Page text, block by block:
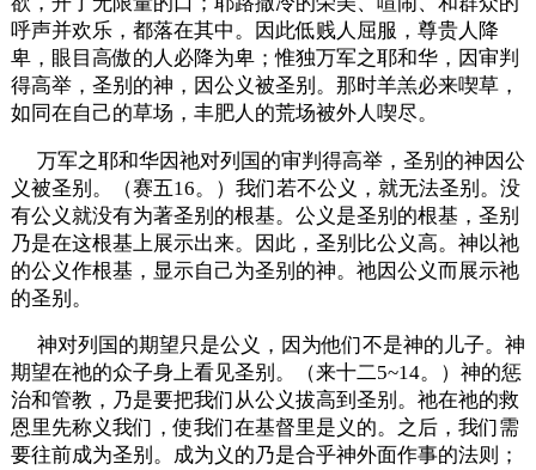
呼声并欢乐，都落在其中。因此低贱人屈服，尊贵人降
卑，眼目高傲的人必降为卑；惟独万军之耶和华，因审判
得高举，圣别的神，因公义被圣别。那时羊羔必来喫草，
如同在自己的草场，丰肥人的荒场被外人喫尽。
万军之耶和华因祂对列国的审判得高举，圣别的神因公
义被圣别。（赛五16。）我们若不公义，就无法圣别。没
有公义就没有为著圣别的根基。公义是圣别的根基，圣别
乃是在这根基上展示出来。因此，圣别比公义高。神以祂
的公义作根基，显示自己为圣别的神。祂因公义而展示祂
的圣别。
神对列国的期望只是公义，因为他们不是神的儿子。神
期望在祂的众子身上看见圣别。（来十二5~14。）神的惩
治和管教，乃是要把我们从公义拔高到圣别。祂在祂的救
恩里先称义我们，使我们在基督里是义的。之后，我们需
要往前成为圣别。成为义的乃是合乎神外面作事的法则；